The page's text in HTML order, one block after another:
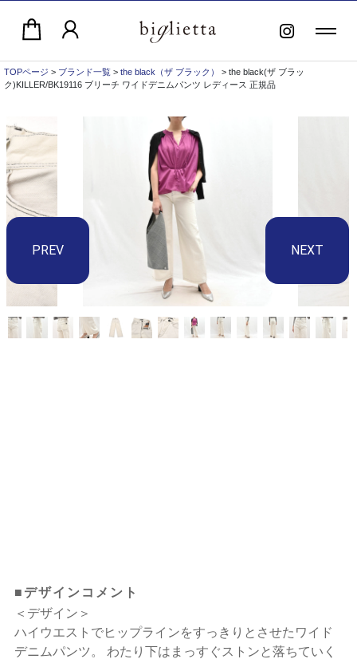
TOPページ > ブランド一覧 > the black（ザ ブラック）
> the black(ザ ブラッ
ク)KILLER/BK19116 ブリーチ ワイドデニムパンツ レディース 正規品
■デザインコメント
＜デザイン＞
ハイウエストでヒップラインをすっきりとさせたワイド
デニムパンツ。 わたり下はまっすぐストンと落ちていく